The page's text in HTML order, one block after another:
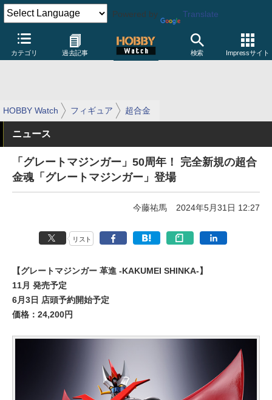
Powered by Translate
カテゴリ 過去記事 検索 Impressサイト
HOBBY Watch フィギュア 超合金
ニュース
「グレートマジンガー」50周年！ 完全新規の超合
金魂「グレートマジンガー」登場
今藤祐馬 2024年5月31日 12:27
リスト
【グレートマジンガー 革進 -KAKUMEI SHINKA-】
11月 発売予定
6月3日 店頭予約開始予定
価格：24,200円